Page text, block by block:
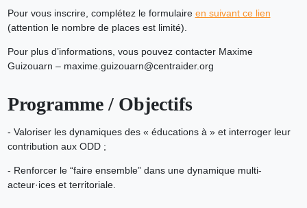
Pour vous inscrire, complétez le formulaire en suivant ce lien
(attention le nombre de places est limité).
Pour plus d’informations, vous pouvez contacter Maxime
Guizouarn – maxime.guizouarn@centraider.org
Programme / Objectifs
- Valoriser les dynamiques des « éducations à » et interroger leur
contribution aux ODD ;
- Renforcer le “faire ensemble” dans une dynamique multi-
acteur·ices et territoriale.